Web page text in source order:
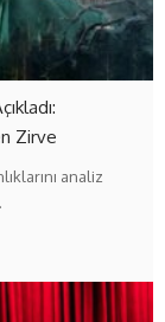
Zirve
analiz